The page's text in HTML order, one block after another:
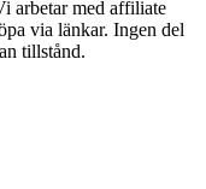
arbetar med affiliate
via länkar. Ingen del
tillstånd.